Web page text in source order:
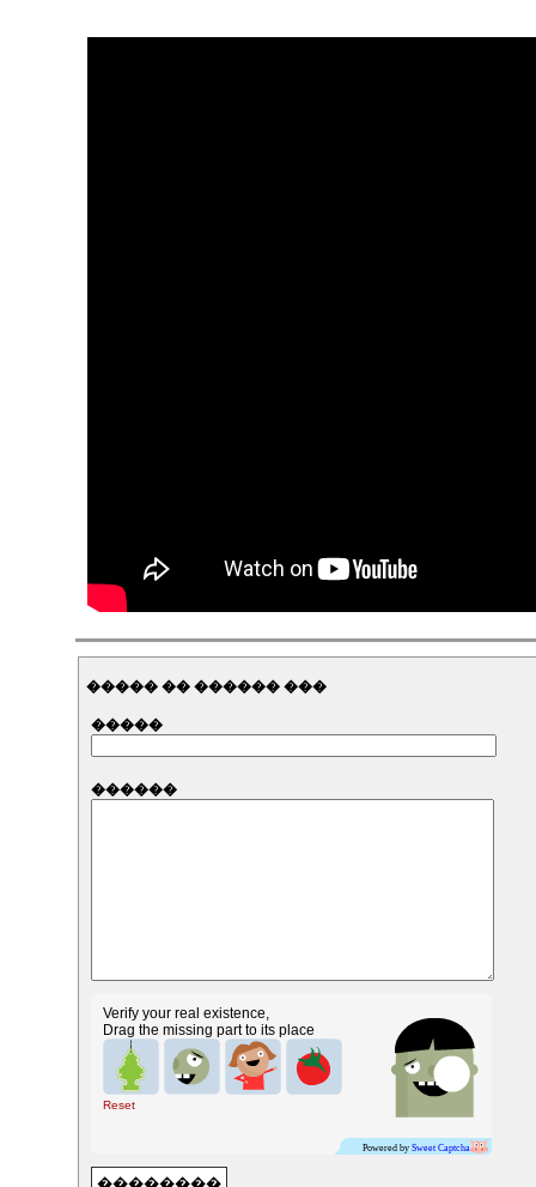
����� �� ������ ���
�����
������
Powered by Sweet Captcha
Verify your real existence,
Drag the missing part to its place
Reset